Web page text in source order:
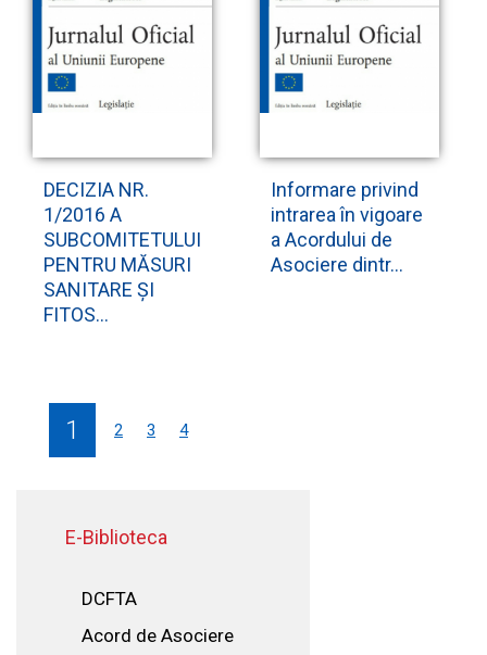
DECIZIA NR.
1/2016 A
SUBCOMITETULUI
PENTRU MĂSURI
SANITARE ȘI
FITOS...
Informare privind
intrarea în vigoare
a Acordului de
Asociere dintr...
1 2 3 4
E-Biblioteca
DCFTA
Acord de Asociere